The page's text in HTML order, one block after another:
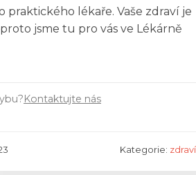
praktického lékaře. Vaše zdraví je
jsme tu pro vás ve Lékárně
Kontaktujte nás
Kategorie: zdraví